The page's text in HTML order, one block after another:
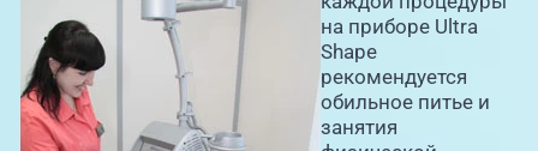
на приборе Ultra
Shape
рекомендуется
обильное питье и
занятия